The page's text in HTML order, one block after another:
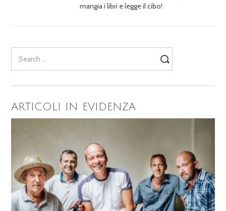
mangia i libri e legge il cibo!
for:
ARTICOLI IN EVIDENZA